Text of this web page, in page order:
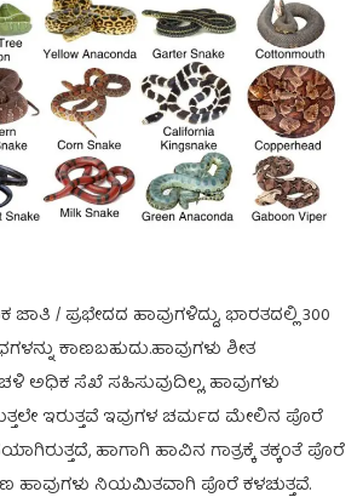
ಜಾತಿ / ಪ್ರಭೇದದ ಹಾವುಗಳಿದ್ದು, ಭಾರತದಲ್ಲಿ 300
ಕಾಣಬಹುದು.ಹಾವುಗಳು ಶೀತ
ಅಧಿಕ ಸೆಖೆ ಸಹಿಸುವುದಿಲ್ಲ, ಹಾವುಗಳು
ಇರುತ್ತವೆ ಇವುಗಳ ಚರ್ಮದ ಮೇಲಿನ ಪೊರೆ
ಹಾಗಾಗಿ ಹಾವಿನ ಗಾತ್ರಕ್ಕೆ ತಕ್ಕಂತೆ ಪೊರೆ
ನಿಯಮಿತವಾಗಿ ಪೊರೆ ಕಳಚುತ್ತವೆ.